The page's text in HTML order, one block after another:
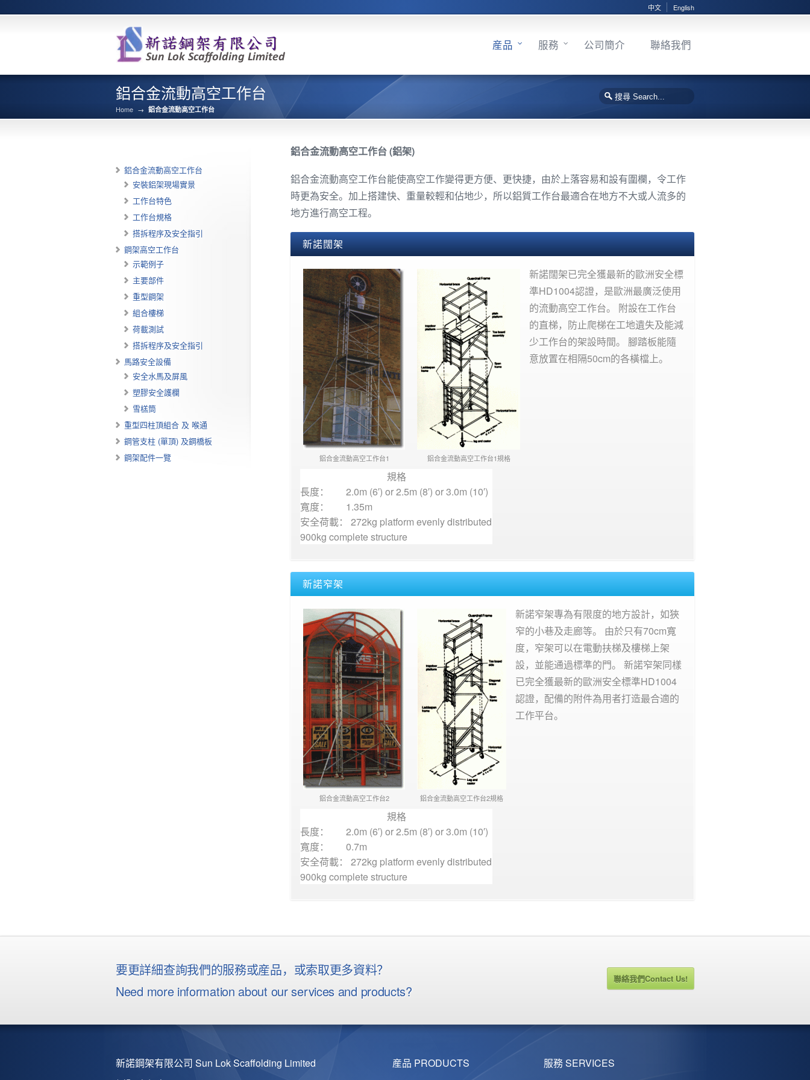
中文 English
産品 服務 公司簡介 聯絡我們
鋁合金流動高空工作台
Home → 鋁合金流動高空工作台
鋁合金流動高空工作台
安裝鋁架現場實景
工作台特色
工作台規格
搭拆程序及安全指引
鋼架高空工作台
示範例子
主要部件
重型鋼架
組合樓梯
荷載測試
搭拆程序及安全指引
馬路安全設備
安全水馬及屏風
塑膠安全護欄
雪榚筒
重型四柱頂組合 及 喉通
鋼管支柱 (單頂) 及鋼橋板
鋼架配件一覽
鋁合金流動高空工作台 (鋁架)
鋁合金流動高空工作台能使高空工作變得更方便、更快捷，由於上落容易和設有圍欄，令工作
時更為安全。加上搭建快、重量較輕和佔地少，所以鋁質工作台最適合在地方不大或人流多的
地方進行高空工程。
新諾闊架
鋁合金流動高空工作台1 鋁合金流動高空工作台1規格
新諾闊架已完全獲最新的歐洲安全標
準HD1004認證，是歐洲最廣泛使用
的流動高空工作台。 附設在工作台
的直梯，防止爬梯在工地遺失及能減
少工作台的架設時間。 腳踏板能隨
意放置在相隔50cm的各橫檔上。
規格
長度：
2.0m (6′) or 2.5m (8′) or 3.0m (10′)
寬度：
1.35m
安全荷載： 272kg platform evenly distributed
900kg complete structure
新諾窄架
鋁合金流動高空工作台2 鋁合金流動高空工作台2規格
新諾窄架專為有限度的地方設計，如狹
窄的小巷及走廊等。 由於只有70cm寬
度，窄架可以在電動扶梯及樓梯上架
設，並能通過標準的門。 新諾窄架同樣
已完全獲最新的歐洲安全標準HD1004
認證，配備的附件為用者打造最合適的
工作平台。
規格
長度：
2.0m (6′) or 2.5m (8′) or 3.0m (10′)
寬度：
0.7m
安全荷載： 272kg platform evenly distributed
900kg complete structure
要更詳細查詢我們的服務或産品，或索取更多資料？
Need more information about our services and products?
聯絡我們Contact Us!
新諾鋼架有限公司 Sun Lok Scaffolding Limited 産品 PRODUCTS 服務 SERVICES